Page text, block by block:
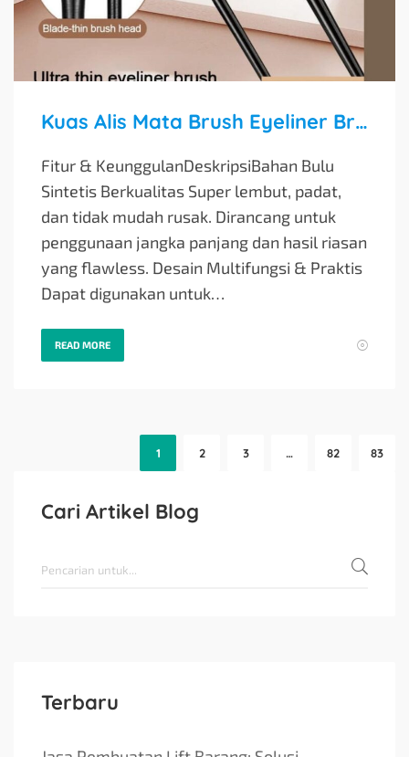
Kuas Alis Mata Brush Eyeliner Brush Makeup Alat Makeup Kecantikan Eyebrow Brush
Fitur & KeunggulanDeskripsiBahan Bulu
Sintetis Berkualitas Super lembut, padat,
dan tidak mudah rusak. Dirancang untuk
penggunaan jangka panjang dan hasil riasan
yang flawless. Desain Multifungsi & Praktis
Dapat digunakan untuk…
READ MORE
1 2 3 … 82 83
Cari Artikel Blog
Terbaru